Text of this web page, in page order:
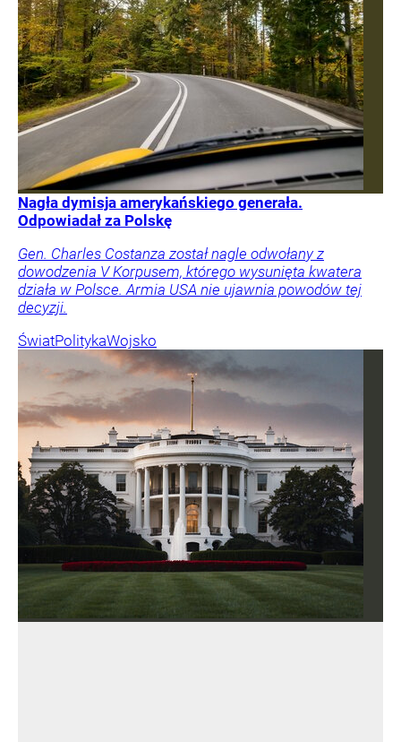
Nagła dymisja amerykańskiego generała.
Odpowiadał za Polskę
Gen. Charles Costanza został nagle odwołany z
dowodzenia V Korpusem, którego wysunięta kwatera
działa w Polsce. Armia USA nie ujawnia powodów tej
decyzji.
ŚwiatPolitykaWojsko